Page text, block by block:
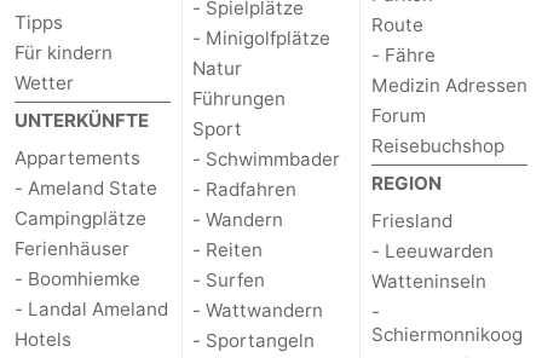
Route
-
Fähre
Parken
Inselhüpfen
Reisebuchshop
Medizin
Adressen
Region
Tipps
Für kindern
Wetter
UNTERKÜNFTE
Appartements
- Ameland State
Campingplätze
Ferienhäuser
- Boomhiemke
- Landal Ameland
Hotels
- Spielplätze
- Minigolfplätze
Natur
Führungen
Sport
- Schwimmbader
- Radfahren
- Wandern
- Reiten
- Surfen
- Wattwandern
- Sportangeln
Route
- Fähre
Medizin Adressen
Forum
Reisebuchshop
REGION
Friesland
- Leeuwarden
Watteninseln
-
Schiermonnikoog